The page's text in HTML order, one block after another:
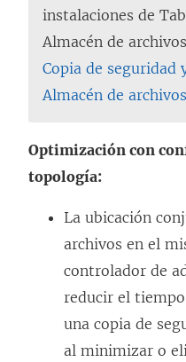
instalaciones de
Almacén de
Copia de seguridad
Almacén de
Optimización con
topología:
La ubicación
archivos en el
controlador de
reducir el
una copia de
al minimizar o